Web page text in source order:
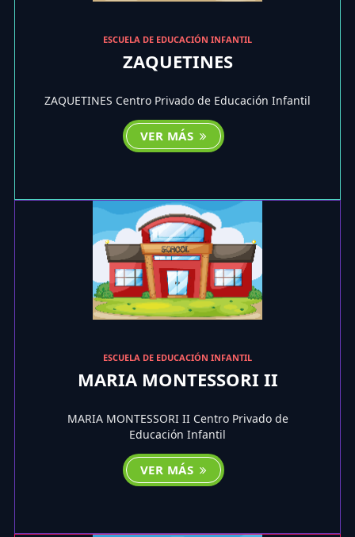
ESCUELA DE EDUCACIÓN INFANTIL
ZAQUETINES
ZAQUETINES Centro Privado de Educación Infantil
VER MÁS
ESCUELA DE EDUCACIÓN INFANTIL
MARIA MONTESSORI II
MARIA MONTESSORI II Centro Privado de
Educación Infantil
VER MÁS